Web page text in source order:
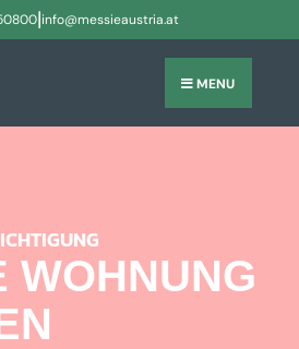
|info@messieaustria.at
MENU
WOHNUNG